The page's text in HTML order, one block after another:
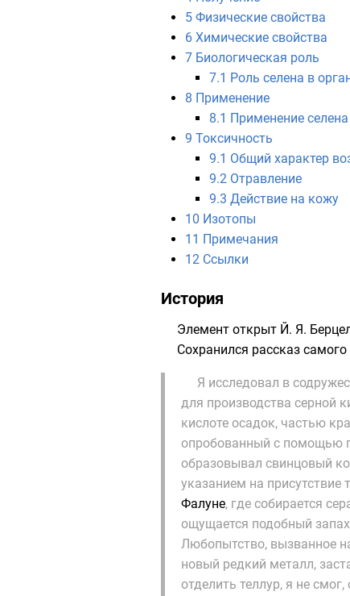
5 Физические свойства
6 Химические свойства
7 Биологическая роль
7.1 Роль селена в
8 Применение
8.1 Применение
9 Токсичность
9.1 Общий характер
9.2 Отравление
9.3 Действие на кожу
10 Изотопы
11 Примечания
12 Ссылки
История
Элемент открыт Й. Я.
Сохранился рассказ
Я исследовал в
для производства серной
кислоте осадок, частью
опробованный с помощью
образовывал свинцовый
указанием на присутствие
Фалуне, где собирается
ощущается подобный
Любопытство, вызванное
новый редкий металл,
отделить теллур, я не